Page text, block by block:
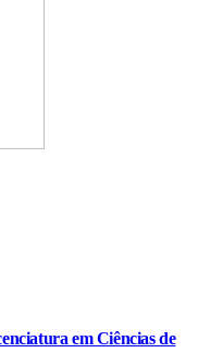
em Ciências de